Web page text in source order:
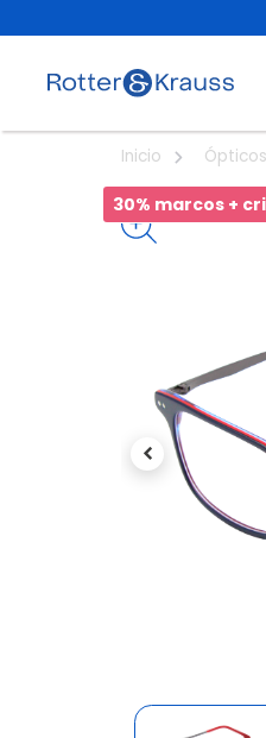
Inicio Ópticos
30% marcos +
Previous